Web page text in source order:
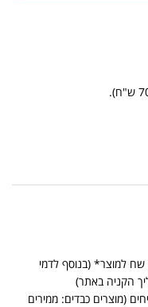
ישנה אפשרות לדואר שליחים בתוספת של 35 שח למוצר* (בנוסף לדמי
הקניה באתר)
(מוצרים כבדים: ממירים